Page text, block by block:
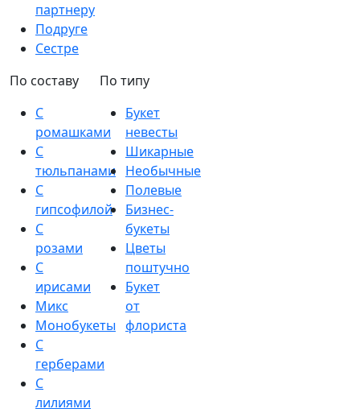
партнеру
Подруге
Сестре
По составу
С
ромашками
С
тюльпанами
С
гипсофилой
С
розами
С
ирисами
Микс
Монобукеты
С
герберами
С
лилиями
По типу
Букет
невесты
Шикарные
Необычные
Полевые
Бизнес-
букеты
Цветы
поштучно
Букет
от
флориста